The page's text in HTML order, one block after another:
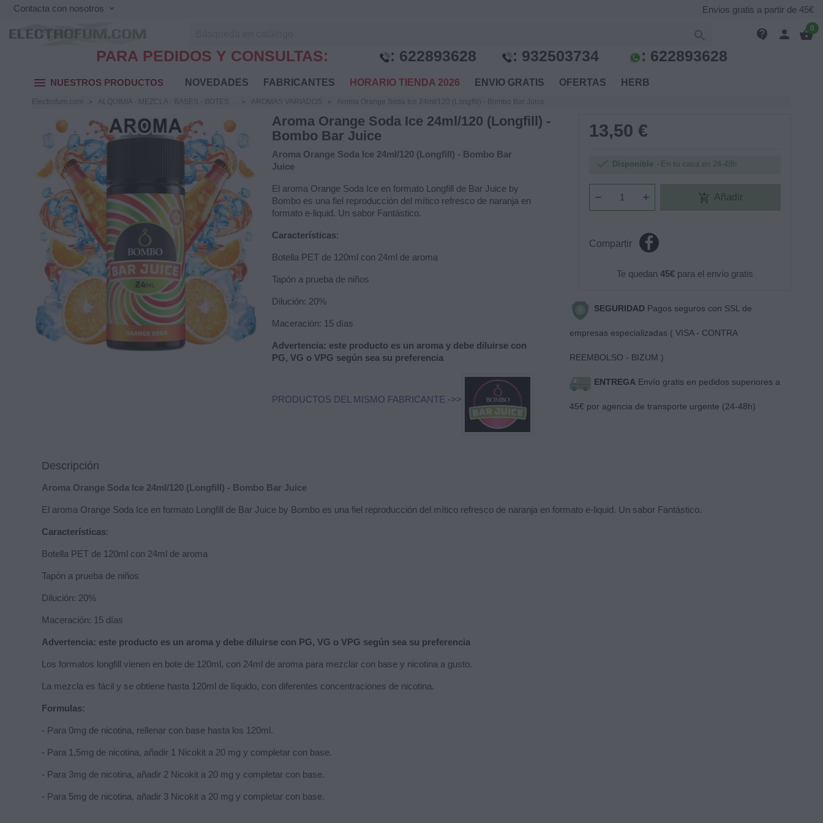
Contacta con nosotros keyboard_arrow_down Envios gratis a partir de 45€
 contact_support person shopping_basket
0
PARA PEDIDOS Y CONSULTAS: : 622893628 : 932503734 : 622893628
menu NUESTROS PRODUCTOS NOVEDADES FABRICANTES HORARIO TIENDA 2026 ENVIO GRATIS OFERTAS HERB
Electrofum.com ALQUIMIA - MEZCLA - BASES - BOTES ... AROMAS VARIADOS Aroma Orange Soda Ice 24ml/120 (Longfill) - Bombo Bar Juice
Aroma Orange Soda Ice 24ml/120 (Longfill) -
Bombo Bar Juice
Aroma Orange Soda Ice 24ml/120 (Longfill) - Bombo Bar
Juice
El aroma Orange Soda Ice en formato Longfill de Bar Juice by
Bombo es una fiel reproducción del mítico refresco de naranja en
formato e-liquid. Un sabor Fantástico.
Características:
Botella PET de 120ml con 24ml de aroma
Tapón a prueba de niños
Dilución: 20%
Maceración: 15 días
Advertencia: este producto es un aroma y debe diluirse con
PG, VG o VPG según sea su preferencia
PRODUCTOS DEL MISMO FABRICANTE ->>
13,50 €
 Disponible En tu casa en 24-48h
add_shopping_cart Añadir
Compartir
Te quedan 45€para el envío gratis
SEGURIDAD Pagos seguros con SSL de
empresas especializadas ( VISA - CONTRA
REEMBOLSO - BIZUM )
ENTREGA Envío gratis en pedidos superiores a
45€ por agencia de transporte urgente (24-48h)
Descripción
Aroma Orange Soda Ice 24ml/120 (Longfill) - Bombo Bar Juice
El aroma Orange Soda Ice en formato Longfill de Bar Juice by Bombo es una fiel reproducción del mítico refresco de naranja en formato e-liquid. Un sabor Fantástico.
Características:
Botella PET de 120ml con 24ml de aroma
Tapón a prueba de niños
Dilución: 20%
Maceración: 15 días
Advertencia: este producto es un aroma y debe diluirse con PG, VG o VPG según sea su preferencia
Los formatos longfill vienen en bote de 120ml, con 24ml de aroma para mezclar con base y nicotina a gusto.
La mezcla es fácil y se obtiene hasta 120ml de líquido, con diferentes concentraciones de nicotina.
Formulas:
- Para 0mg de nicotina, rellenar con base hasta los 120ml.
- Para 1,5mg de nicotina, añadir 1 Nicokit a 20 mg y completar con base.
- Para 3mg de nicotina, añadir 2 Nicokit a 20 mg y completar con base.
- Para 5mg de nicotina, añadir 3 Nicokit a 20 mg y completar con base.